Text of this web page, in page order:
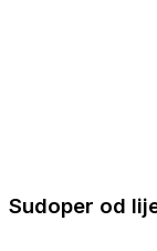
Sudoper od